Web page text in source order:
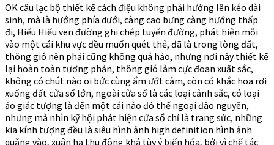
Ch
324
OK câu lạc bộ thiết kế cách điệu không phải hướng lên kéo dài
sinh, mà là hướng phía dưới, càng cao bưng càng hướng thấp
đi, Hiểu Hiểu ven đường ghi chép tuyến đường, phát hiện mỗi
vào một cái khu vực đều muốn quét thẻ, đã là trong lòng đất,
thông gió nên phải cũng không quá hảo, nhưng nơi này thiết kế
lại hoàn toàn tương phản, thông gió làm cực đoan xuất sắc,
không có chút nào oi bức cùng ẩm ướt cảm, còn có khắc hoa rơi
xuống đất cửa sổ lớn, ngoài cửa sổ là các loại cảnh sắc, có loại
ảo giác tượng là đến một cái nào đó thế ngoại đào nguyên,
nhưng mà nhìn kỹ hội phát hiện cửa sổ chỉ là trang sức, những
kia kính tượng đều là siêu hình ảnh high definition hình ảnh
quăng vào, xuân hạ thu đông khả tùy ý biến hóa, bởi vì chế tác